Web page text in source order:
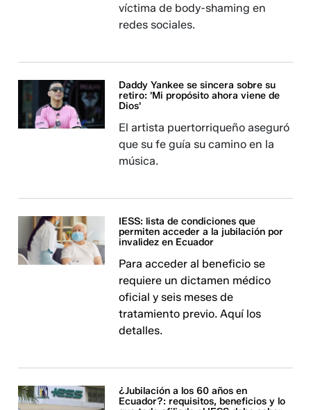
víctima de body-shaming en
redes sociales.
Daddy Yankee se sincera sobre su
retiro: 'Mi propósito ahora viene de
Dios'
El artista puertorriqueño aseguró
que su fe guía su camino en la
música.
IESS: lista de condiciones que
permiten acceder a la jubilación por
invalidez en Ecuador
Para acceder al beneficio se
requiere un dictamen médico
oficial y seis meses de
tratamiento previo. Aquí los
detalles.
¿Jubilación a los 60 años en
Ecuador?: requisitos, beneficios y lo